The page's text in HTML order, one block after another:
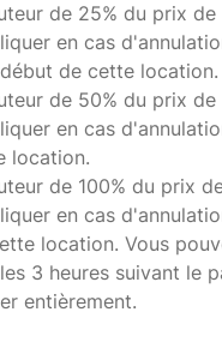
;
: Sony A7 III, + Tamron
+ micro VideoMic
COMBO, + RODE
PRO : Sony A7 III, +
+ micro VideoMic
S2 PRO COMBO,
de 25% du prix
en cas
de cette location.
de 50% du prix
en cas
location.
de 100% du prix
en cas
location. Vous
3 heures suivant le
entièrement.